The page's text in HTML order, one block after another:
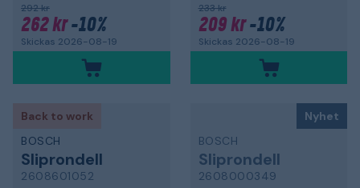
292 kr
262 kr-10%
Skickas 2026-08-19
233 kr
209 kr-10%
Skickas 2026-08-19
Back to work
BOSCH
Sliprondell
2608601052
Nyhet
BOSCH
Sliprondell
2608000349